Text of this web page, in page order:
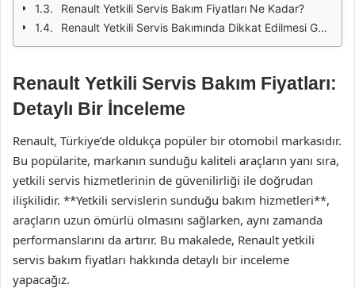
Renault Yetkili Servis Bakım Fiyatları Ne Kadar?
Renault Yetkili Servis Bakımında Dikkat Edilmesi Gerekenler
Renault Yetkili Servis Bakım Fiyatları:
Detaylı Bir İnceleme
Renault, Türkiye’de oldukça popüler bir otomobil markasıdır.
Bu popülarite, markanın sunduğu kaliteli araçların yanı sıra,
yetkili servis hizmetlerinin de güvenilirliği ile doğrudan
ilişkilidir. **Yetkili servislerin sunduğu bakım hizmetleri**,
araçların uzun ömürlü olmasını sağlarken, aynı zamanda
performanslarını da artırır. Bu makalede, Renault yetkili
servis bakım fiyatları hakkında detaylı bir inceleme
yapacağız.